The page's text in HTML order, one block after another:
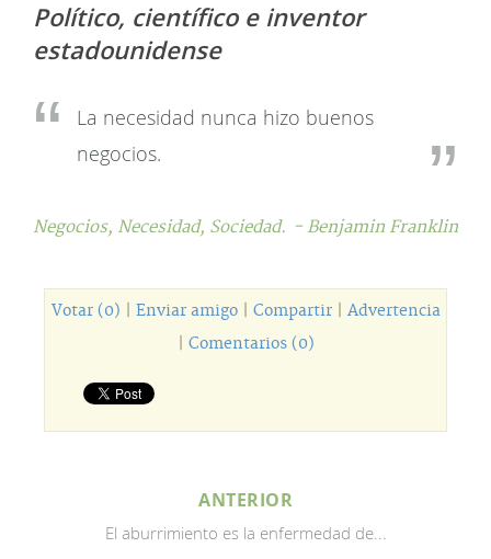
Político, científico e inventor
estadounidense
La necesidad nunca hizo buenos
negocios.
Negocios, Necesidad, Sociedad. - Benjamin Franklin
Votar (0) Enviar amigo| Compartir| Advertencia
Comentarios (0)
ANTERIOR
El aburrimiento es la enfermedad de...